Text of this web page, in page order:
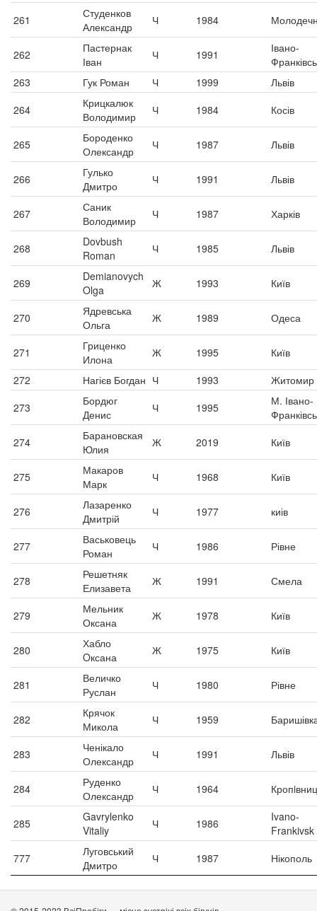
261
Студенков
Александр
Ч 1984
262
Пастернак
Іван
Ч 1991
Івано-
263
Гук Роман Ч 1999
Львів
264
Крицкалюк
Володимир
Ч 1984 Косів
265
Бороденко
Олександр
Ч 1987 Львів
266
Гулько
Дмитро
Ч 1991 Львів
267
Саник
Володимир
Ч 1987 Харків
268
Dovbush
Roman
Ч 1985 Львів
269
Demianovych
Olga
Ж 1993 Київ
270
Ядревська
Ольга
Ж 1989 Одеса
271
Гриценко
Илона
Ж 1995
Київ
272
Нагієв Богдан Ч 1993
Житомир
273
Бордюг
Денис
Ч 1995
М. Івано-
274
Барановская
Юлия
Ж 2019 Київ
275
Макаров
Марк
Ч 1968 Київ
276
Лазаренко
Дмитрій
Ч 1977 киів
277
Васьковець
Роман
Ч 1986 Рівне
278
Решетняк
Елизавета
Ж 1991 Смела
279
Мельник
Оксана
Ж 1978 Київ
280
Хабло
Oксана
Ж 1975 Київ
281
Величко
Руслан
Ч 1980 Рівне
282
Крячок
Микола
Ч 1959
283
Ченікало
Олександр
Ч 1991 Львів
284
Руденко
Олександр
Ч 1964
285
Gavrylenko
Vitaliy
Ч 1986
Ivano-
Frankivsk
777
Луговський
Дмитро
Ч 1987 Нікополь